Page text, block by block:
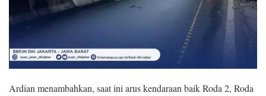
Ardian menambahkan, saat ini arus kendaraan baik Roda 2, Roda